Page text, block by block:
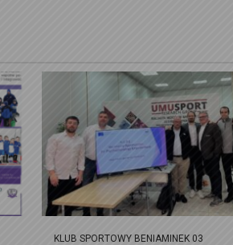
KLUB SPORTOWY BENIAMINEK 03